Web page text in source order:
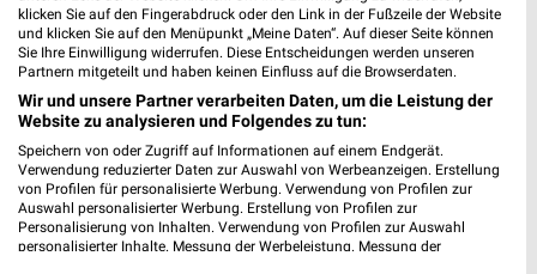
Eutiner Straße 57
23730 Neustadt in Holstein
Heute 09:00 - 19:00 Uhr |
Geschlossen
246,77 km • Angebote: 1 Prospekt
DAS FUTTERHAUS Bad Oldesloe
Hermann-Bössow-Straße 2-4
23843 Bad Oldesloe
klicken Sie auf den Fingerabdruck oder den Link in der Fußzeile der Website
und klicken Sie auf den Menüpunkt „Meine Daten“. Auf dieser Seite können
Sie Ihre Einwilligung widerrufen. Diese Entscheidungen werden unseren
Partnern mitgeteilt und haben keinen Einfluss auf die Browserdaten.
Wir und unsere Partner verarbeiten Daten, um die Leistung der
Website zu analysieren und Folgendes zu tun:
Speichern von oder Zugriff auf Informationen auf einem Endgerät.
Verwendung reduzierter Daten zur Auswahl von Werbeanzeigen. Erstellung
von Profilen für personalisierte Werbung. Verwendung von Profilen zur
Auswahl personalisierter Werbung. Erstellung von Profilen zur
Personalisierung von Inhalten. Verwendung von Profilen zur Auswahl
personalisierter Inhalte. Messung der Werbeleistung. Messung der